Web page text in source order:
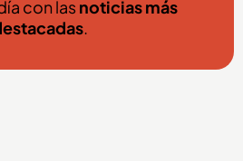
con lasnoticias más
.